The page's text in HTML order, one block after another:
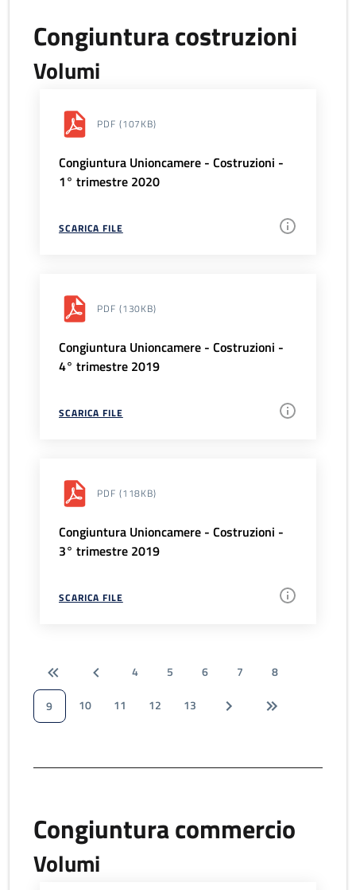
Congiuntura costruzioni
Volumi
PDF (107KB)
Congiuntura Unioncamere - Costruzioni -
1° trimestre 2020
SCARICA FILE
PDF (130KB)
Congiuntura Unioncamere - Costruzioni -
4° trimestre 2019
SCARICA FILE
PDF (118KB)
Congiuntura Unioncamere - Costruzioni -
3° trimestre 2019
SCARICA FILE
4 5 6 7
8
9
10 11 12 13
Congiuntura commercio
Volumi